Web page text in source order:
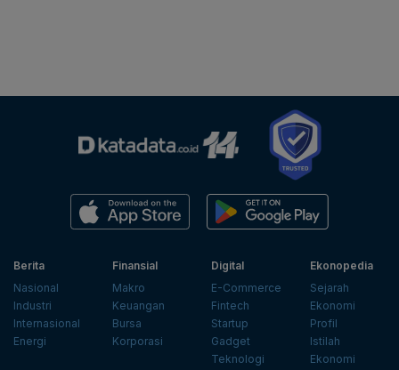
Berita
Nasional
Industri
Internasional
Energi
Finansial
Makro
Keuangan
Bursa
Korporasi
Digital
E-Commerce
Fintech
Startup
Gadget
Teknologi
Ekonopedia
Sejarah
Ekonomi
Profil
Istilah
Ekonomi